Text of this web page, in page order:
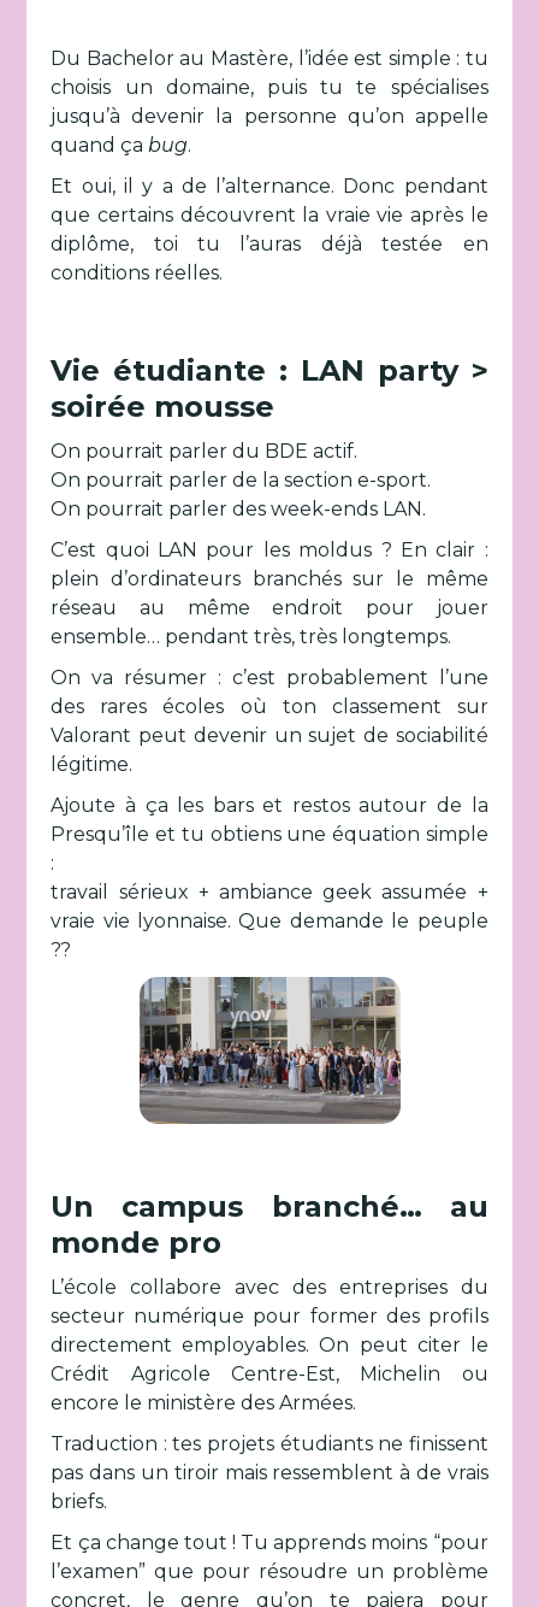
Du Bachelor au Mastère, l’idée est simple : tu
choisis un domaine, puis tu te spécialises
jusqu’à devenir la personne qu’on appelle
quand ça bug.
Et oui, il y a de l’alternance. Donc pendant
que certains découvrent la vraie vie après le
diplôme, toi tu l’auras déjà testée en
conditions réelles.
Vie étudiante : LAN party >
soirée mousse
On pourrait parler du BDE actif.
On pourrait parler de la section e-sport.
On pourrait parler des week-ends LAN.
C’est quoi LAN pour les moldus ? En clair :
plein d’ordinateurs branchés sur le même
réseau au même endroit pour jouer
ensemble… pendant très, très longtemps.
On va résumer : c’est probablement l’une
des rares écoles où ton classement sur
Valorant peut devenir un sujet de sociabilité
légitime.
Ajoute à ça les bars et restos autour de la
Presqu’île et tu obtiens une équation simple
:
travail sérieux + ambiance geek assumée +
vraie vie lyonnaise. Que demande le peuple
??
Un campus branché… au
monde pro
L’école collabore avec des entreprises du
secteur numérique pour former des profils
directement employables. On peut citer le
Crédit Agricole Centre-Est, Michelin ou
encore le ministère des Armées.
Traduction : tes projets étudiants ne finissent
pas dans un tiroir mais ressemblent à de vrais
briefs.
Et ça change tout ! Tu apprends moins “pour
l’examen” que pour résoudre un problème
concret, le genre qu’on te paiera pour